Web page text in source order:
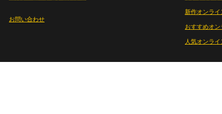
お問い合わせ
新作オンライ
おすすめオ
人気オンラ